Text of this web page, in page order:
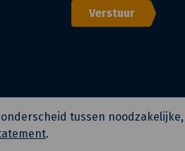
Verstuur
tussen
.